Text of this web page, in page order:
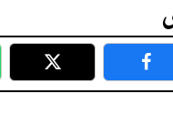
Twitter